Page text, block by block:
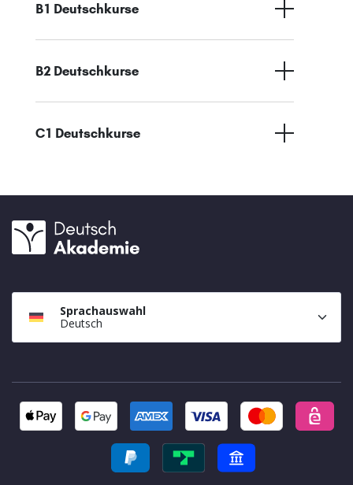
B1 Deutschkurse
B2 Deutschkurse
C1 Deutschkurse
Sprachauswahl
Deutsch